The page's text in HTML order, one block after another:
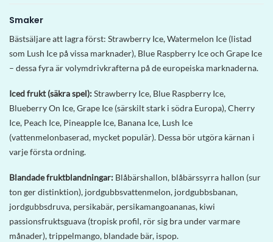
Smaker
Bästsäljare att lagra först: Strawberry Ice, Watermelon Ice (listad
som Lush Ice på vissa marknader), Blue Raspberry Ice och Grape Ice
– dessa fyra är volymdrivkrafterna på de europeiska marknaderna.
Iced frukt (säkra spel):Strawberry Ice, Blue Raspberry Ice,
Blueberry On Ice, Grape Ice (särskilt stark i södra Europa), Cherry
Ice, Peach Ice, Pineapple Ice, Banana Ice, Lush Ice
(vattenmelonbaserad, mycket populär). Dessa bör utgöra kärnan i
varje första ordning.
Blandade fruktblandningar: Blåbärshallon, blåbärssyrra hallon (sur
ton ger distinktion), jordgubbsvattenmelon, jordgubbsbanan,
jordgubbsdruva, persikabär, persikamangoananas, kiwi
passionsfruktsguava (tropisk profil, rör sig bra under varmare
månader), trippelmango, blandade bär, ispop.